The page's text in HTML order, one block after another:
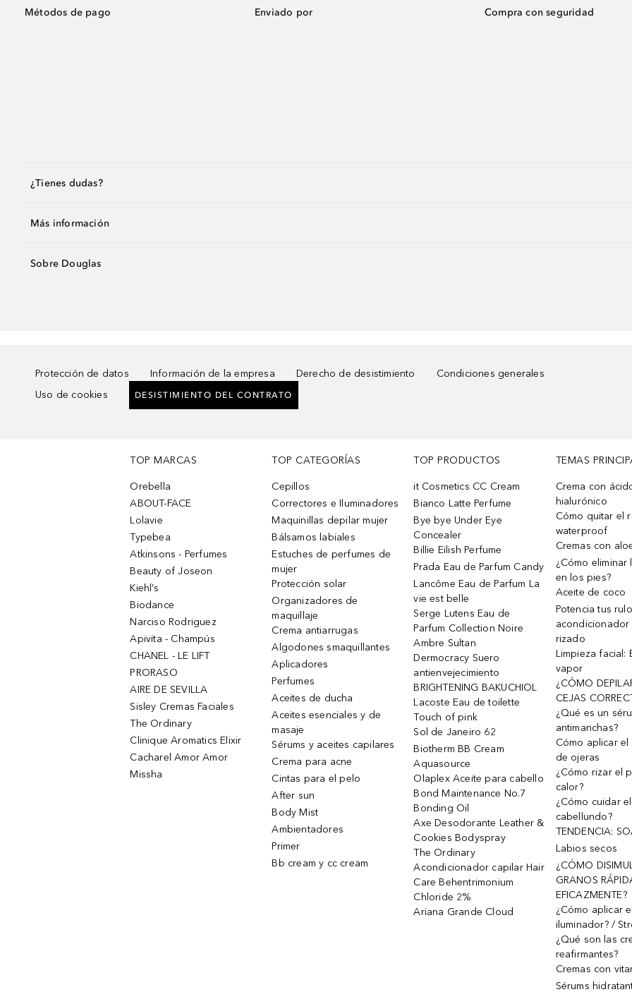
Métodos de pago Enviado por Compra con seguridad
¿Tienes dudas?
Más información
Sobre Douglas
Protección de datos Información de la empresa Derecho de desistimiento
Condiciones generales
Uso de cookies
DESISTIMIENTO DEL CONTRATO
TOP MARCAS
Orebella
ABOUT-FACE
Lolavie
Typebea
Atkinsons - Perfumes
Beauty of Joseon
Kiehl’s
Biodance
Narciso Rodriguez
Apivita - Champús
CHANEL - LE LIFT
PRORASO
AIRE DE SEVILLA
Sisley Cremas Faciales
The Ordinary
Clinique Aromatics Elixir
Cacharel Amor Amor
Missha
TOP CATEGORÍAS
Cepillos
Correctores e Iluminadores
Maquinillas depilar mujer
Bálsamos labiales
Estuches de perfumes de
mujer
Protección solar
Organizadores de
maquillaje
Crema antiarrugas
Algodones smaquillantes
Aplicadores
Perfumes
Aceites de ducha
Aceites esenciales y de
masaje
Sérums y aceites capilares
Crema para acne
Cintas para el pelo
After sun
Body Mist
Ambientadores
Primer
Bb cream y cc cream
TOP PRODUCTOS
it Cosmetics CC Cream
Bianco Latte Perfume
Bye bye Under Eye
Concealer
Billie Eilish Perfume
Prada Eau de Parfum Candy
Lancôme Eau de Parfum La
vie est belle
Serge Lutens Eau de
Parfum Collection Noire
Ambre Sultan
Dermocracy Suero
antienvejecimiento
BRIGHTENING BAKUCHIOL
Lacoste Eau de toilette
Touch of pink
Sol de Janeiro 62
Biotherm BB Cream
Aquasource
Olaplex Aceite para cabello
Bond Maintenance No.7
Bonding Oil
Axe Desodorante Leather &
Cookies Bodyspray
The Ordinary
Acondicionador capilar Hair
Care Behentrimonium
Chloride 2%
Ariana Grande Cloud
TEMAS
Crema con
hialurónico
Cómo quitar el
waterproof
Cremas con
¿Cómo eliminar
en los pies?
Aceite de coco
Potencia tus
rizado
Limpieza facial:
vapor
¿CÓMO
CEJAS
¿Qué es un
antimanchas?
Cómo aplicar
de ojeras
¿Cómo rizar el
calor?
¿Cómo cuidar
cabellundo?
TENDENCIA:
Labios secos
¿CÓMO
GRANOS
EFICAZMENTE?
¿Cómo aplicar el
iluminador? /
¿Qué son las
reafirmantes?
Cremas con
Sérums